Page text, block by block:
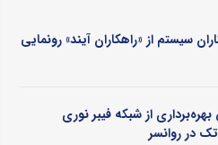
سیستم از «راهکاران آیند» رونمایی
بهره‌برداری از شبکه فیبر نوری
در روانسر